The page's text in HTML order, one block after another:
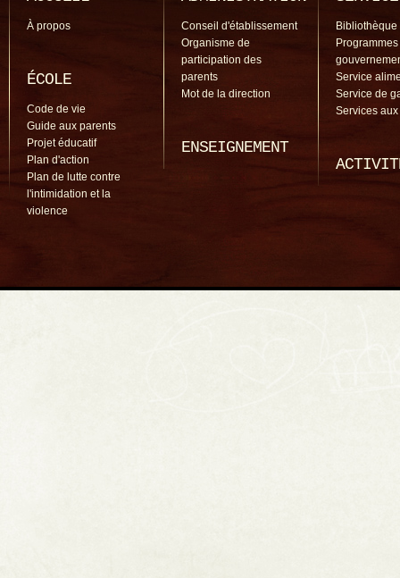
À propos
ÉCOLE
Code de vie
Guide aux parents
Projet éducatif
Plan d'action
Plan de lutte contre
l'intimidation et la
violence
Conseil d'établissement
Organisme de
participation des
parents
Mot de la direction
ENSEIGNEMENT
Bibliothèque
Programmes
Service
Service de
Services